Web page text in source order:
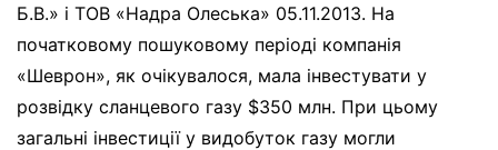
Б.В.» і ТОВ «Надра Олеська» 05.11.2013. На
початковому пошуковому періоді компанія
«Шеврон», як очікувалося, мала інвестувати у
розвідку сланцевого газу $350 млн. При цьому
загальні інвестиції у видобуток газу могли